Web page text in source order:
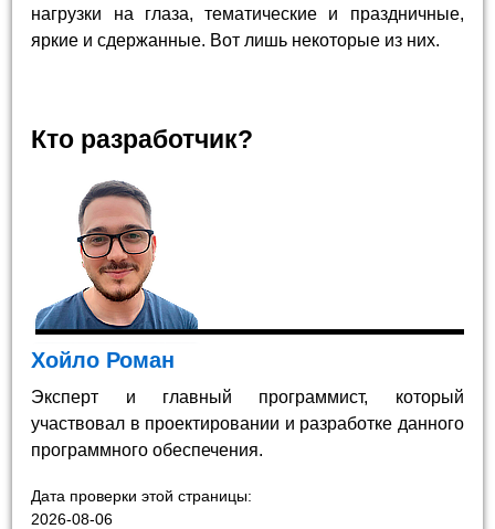
нагрузки на глаза, тематические и праздничные,
яркие и сдержанные. Вот лишь некоторые из них.
Кто разработчик?
Хойло Роман
Эксперт и главный программист, который
участвовал в проектировании и разработке данного
программного обеспечения.
Дата проверки этой страницы:
2026-08-06